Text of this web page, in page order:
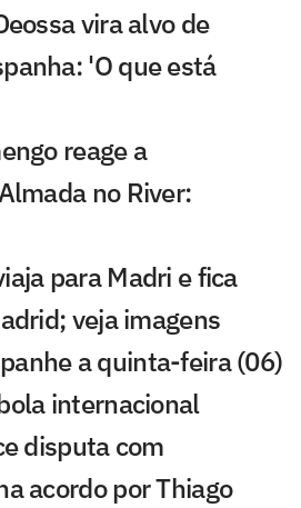
vira alvo de
'O que está
reage a
no River:
para Madri e fica
veja imagens
a quinta-feira (06)
internacional
disputa com
acordo por Thiago